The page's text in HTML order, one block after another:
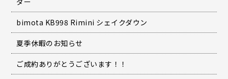
bimota KB998 Rimini シェイクダウン
夏季休暇のお知らせ
ご成約ありがとうございます！！